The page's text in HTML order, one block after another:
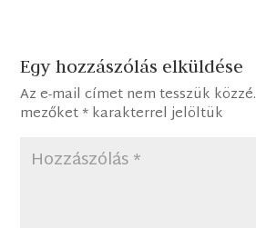
Egy hozzászólás elküldése
Az e-mail címet nem tesszük közzé.
mezőket*karakterrel jelöltük